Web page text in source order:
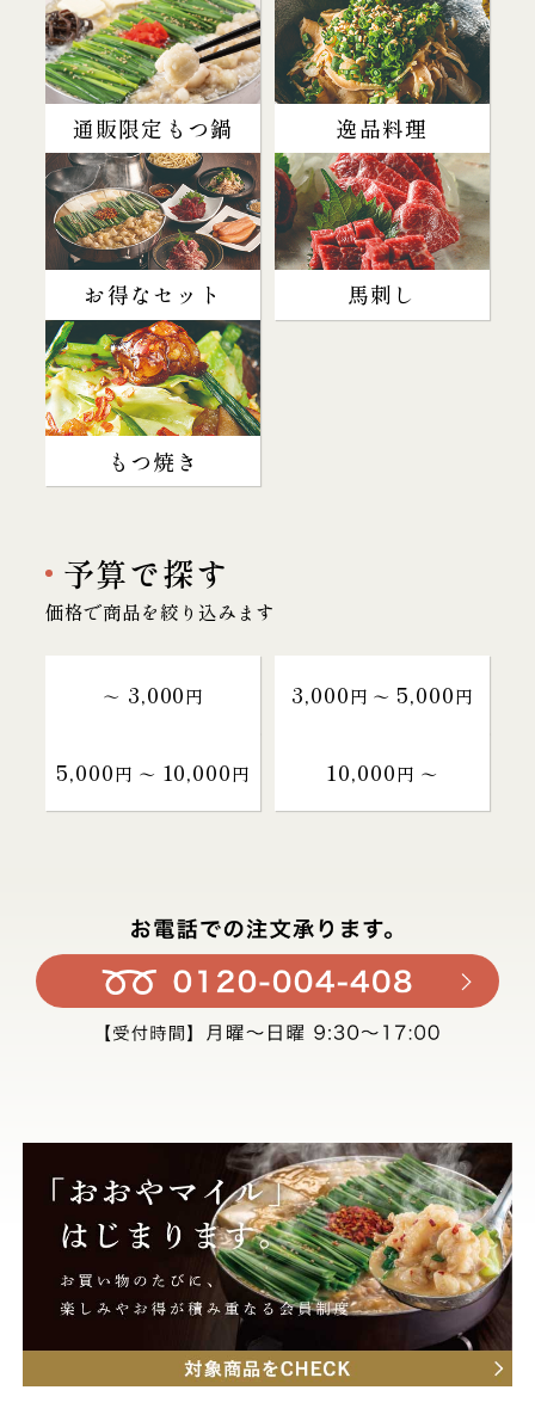
通販限定もつ鍋 逸品料理
お得なセット 馬刺し
もつ焼き
予算で探す
価格で商品を絞り込みます
～ 3,000円 3,000円 〜 5,000円
5,000円 〜 10,000円 10,000円 〜